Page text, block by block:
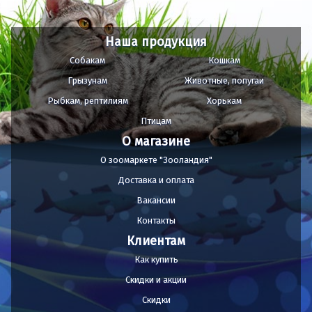
Наша продукция
Собакам
Кошкам
Грызунам
Животные, попугаи
Рыбкам, рептилиям
Хорькам
Птицам
О магазине
О зоомаркете "Зооландия"
Доставка и оплата
Вакансии
Контакты
Клиентам
Как купить
Скидки и акции
Скидки